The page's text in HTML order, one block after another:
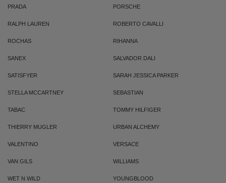
PRADA PORSCHE
RALPH LAUREN ROBERTO CAVALLI
ROCHAS RIHANNA
SANEX SALVADOR DALI
SATISFYER SARAH JESSICA PARKER
STELLA MCCARTNEY SEBASTIAN
TABAC TOMMY HILFIGER
THIERRY MUGLER URBAN ALCHEMY
VALENTINO VERSACE
VAN GILS WILLIAMS
WET N WILD YOUNGBLOOD